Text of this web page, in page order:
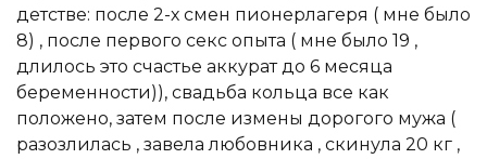
детстве: после 2-х смен пионерлагеря ( мне было
8) , после первого секс опыта ( мне было 19 ,
длилось это счастье аккурат до 6 месяца
беременности)), свадьба кольца все как
положено, затем после измены дорогого мужа (
разозлилась , завела любовника , скинула 20 кг ,